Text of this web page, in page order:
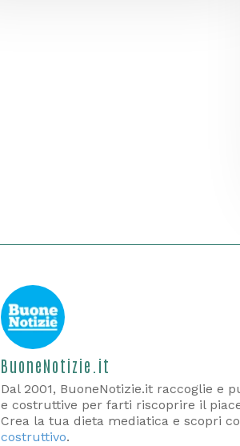
BuoneNotizie.it
Dal 2001, BuoneNotizie.it raccoglie e
e costruttive per farti riscoprire il
Crea la tua dieta mediatica e scopri
costruttivo.